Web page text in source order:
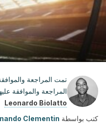
تمت المراجعة
المراجعة والموافقة
Leonardo Biolatto
كتب بواسطة Clementin